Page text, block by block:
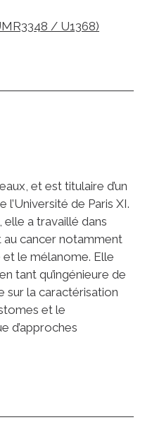
/ U1368)
et est titulaire d’un
de Paris XI.
elle a travaillé dans
au cancer notamment
le mélanome. Elle
tant qu’ingénieure de
sur la caractérisation
et le
d’approches